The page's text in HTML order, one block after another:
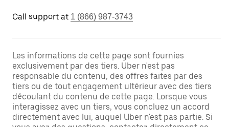
Call support at 1 (866) 987-3743
Les informations de cette page sont fournies
exclusivement par des tiers. Uber n'est pas
responsable du contenu, des offres faites par des
tiers ou de tout engagement ultérieur avec des tiers
découlant du contenu de cette page. Lorsque vous
interagissez avec un tiers, vous concluez un accord
directement avec lui, auquel Uber n'est pas partie. Si